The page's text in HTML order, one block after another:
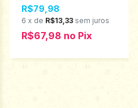
3230
R$79,98
6 x de R$13,33 sem juros
R$67,98 no Pix